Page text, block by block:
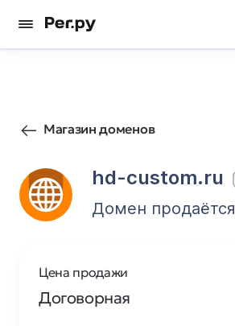
Магазин доменов
hd-custom.ru
Домен продаётся
Цена продажи
Договорная